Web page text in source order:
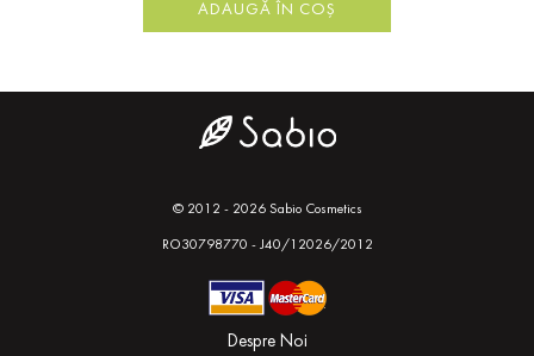
ADAUGĂ ÎN COȘ
© 2012 - 2026 Sabio Cosmetics
RO30798770 - J40/12026/2012
Despre Noi